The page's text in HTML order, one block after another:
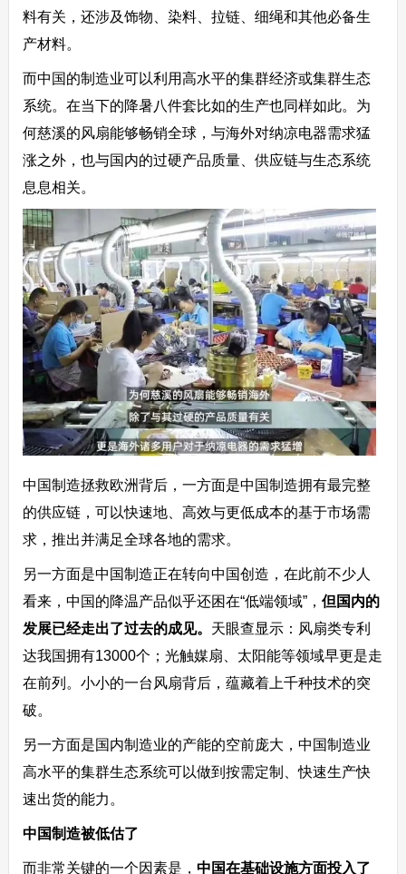
料有关，还涉及饰物、染料、拉链、细绳和其他必备生
产材料。
而中国的制造业可以利用高水平的集群经济或集群生态
系统。在当下的降暑八件套比如的生产也同样如此。为
何慈溪的风扇能够畅销全球，与海外对纳凉电器需求猛
涨之外，也与国内的过硬产品质量、供应链与生态系统
息息相关。
中国制造拯救欧洲背后，一方面是中国制造拥有最完整
的供应链，可以快速地、高效与更低成本的基于市场需
求，推出并满足全球各地的需求。
另一方面是中国制造正在转向中国创造，在此前不少人
看来，中国的降温产品似乎还困在“低端领域”， 但国内的
发展已经走出了过去的成见。 天眼查显示：风扇类专利
达我国拥有13000个；光触媒扇、太阳能等领域早更是走
在前列。小小的一台风扇背后，蕴藏着上千种技术的突
破。
另一方面是国内制造业的产能的空前庞大，中国制造业
高水平的集群生态系统可以做到按需定制、快速生产快
速出货的能力。
中国制造被低估了
而非常关键的一个因素是， 中国在基础设施方面投入了